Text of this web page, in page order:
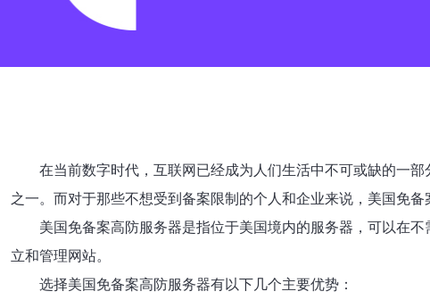
在当前数字时代，互联网已经成为人们生活中不可或缺的一
之一。而对于那些不想受到备案限制的个人和企业来说，美国免备
美国免备案高防服务器是指位于美国境内的服务器，可以在
立和管理网站。
选择美国免备案高防服务器有以下几个主要优势：